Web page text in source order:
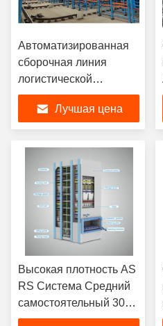
Автоматизированная
сборочная линия
логистической
промышленности
третьих сторон
Лучшая цена
Высокая плотность AS
RS Система Средний
самостоятельный 300
кг Вертикальный